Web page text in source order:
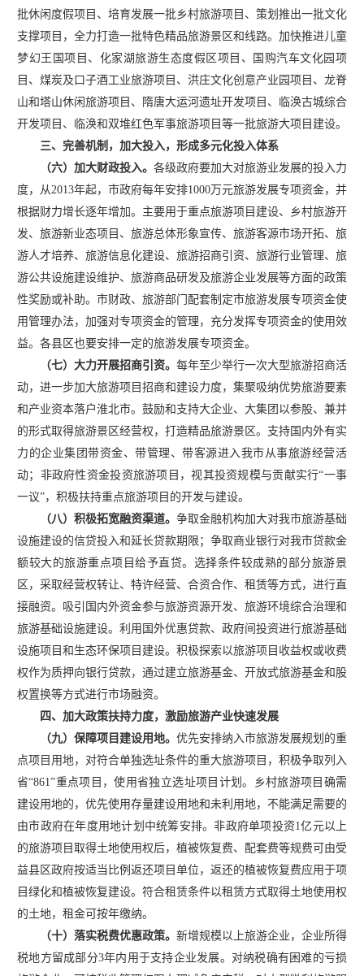
批休闲度假项目、培育发展一批乡村旅游项目、策划推出一批文化
支撑项目，全力打造一批特色精品旅游景区和线路。加快推进儿童
梦幻王国项目、化家湖旅游生态度假区项目、国购汽车文化园项
目、煤炭及口子酒工业旅游项目、洪庄文化创意产业园项目、龙脊
山和塔山休闲旅游项目、隋唐大运河遗址开发项目、临涣古城综合
开发项目、临涣和双堆红色军事旅游项目等一批旅游大项目建设。
三、完善机制，加大投入，形成多元化投入体系
（六）加大财政投入。 各级政府要加大对旅游业发展的投入力
度，从 2013年起，市政府每年安排1000万元旅游发展专项资金，并
根据财力增长逐年增加。主要用于重点旅游项目建设、乡村旅游开
发、旅游新业态项目、旅游总体形象宣传、旅游客源市场开拓、旅
游人才培养、旅游信息化建设、旅游招商引资、旅游行业管理、旅
游公共设施建设维护、旅游商品研发及旅游企业发展等方面的政策
性奖励或补助。市财政、旅游部门配套制定市旅游发展专项资金使
用管理办法，加强对专项资金的管理，充分发挥专项资金的使用效
益。各县区也要安排一定的旅游发展专项资金。
（七）大力开展招商引资。 每年至少举行一次大型旅游招商活
动，进一步加大旅游项目招商和建设力度，集聚吸纳优势旅游要素
和产业资本落户淮北市。鼓励和支持大企业、大集团以参股、兼并
的形式取得旅游景区经营权，打造精品旅游景区。支持国内外有实
力的企业集团带资金、带管理、带客源进入我市从事旅游经营活
动；非政府性资金投资旅游项目，视其投资规模与贡献实行“一事
一议”，积极扶持重点旅游项目的开发与建设。
（八）积极拓宽融资渠道。 争取金融机构加大对我市旅游基础
设施建设的信贷投入和延长贷款期限；争取商业银行对我市贷款金
额较大的旅游重点项目给予直贷。选择条件较成熟的部分旅游景
区，采取经营权转让、特许经营、合资合作、租赁等方式，进行直
接融资。吸引国内外资金参与旅游资源开发、旅游环境综合治理和
旅游基础设施建设。利用国外优惠贷款、政府间投资进行旅游基础
设施项目和生态环保项目建设。积极探索以旅游项目收益权或收费
权作为质押向银行贷款，通过建立旅游基金、开放式旅游基金和股
权置换等方式进行市场融资。
四、加大政策扶持力度，激励旅游产业快速发展
（九）保障项目建设用地。 优先安排纳入市旅游发展规划的重
点项目用地，对符合单独选址条件的重大旅游项目，积极争取列入
省“861”重点项目，使用省独立选址项目计划。乡村旅游项目确需
建设用地的，优先使用存量建设用地和未利用地，不能满足需要的
由市政府在年度用地计划中统筹安排。非政府单项投资1亿元以上
的旅游项目取得土地使用权后，植被恢复费、配套费等规费可由受
益县区政府按适当比例返还项目单位，返还的植被恢复费应用于项
目绿化和植被恢复建设。符合租赁条件以租赁方式取得土地使用权
的土地，租金可按年缴纳。
（十）落实税费优惠政策。 新增规模以上旅游企业，企业所得
税地方留成部分3年内用于支持企业发展。对纳税确有困难的亏损